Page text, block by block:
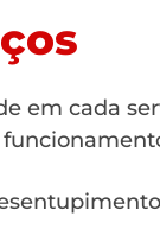
em cada